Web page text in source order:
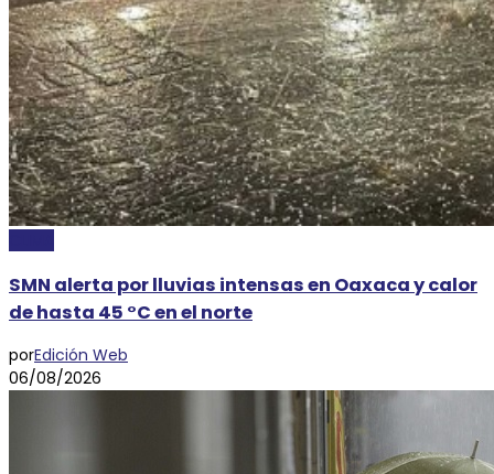
SMN alerta por lluvias intensas en Oaxaca y calor
de hasta 45 °C en el norte
porEdición Web
06/08/2026